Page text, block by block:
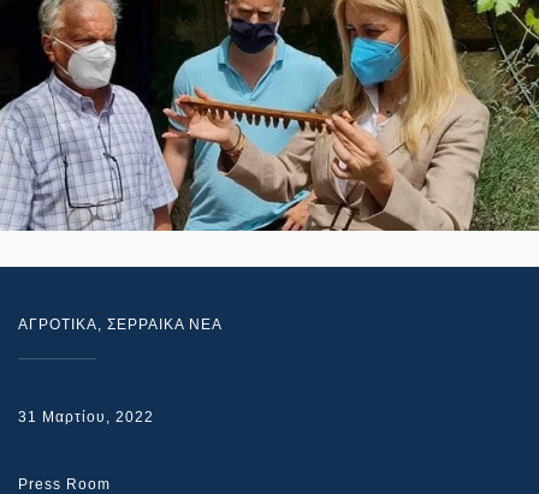
ΑΓΡΟΤΙΚΑ, ΣΕΡΡΑΙΚΑ ΝΕΑ
31 Μαρτίου, 2022
Press Room